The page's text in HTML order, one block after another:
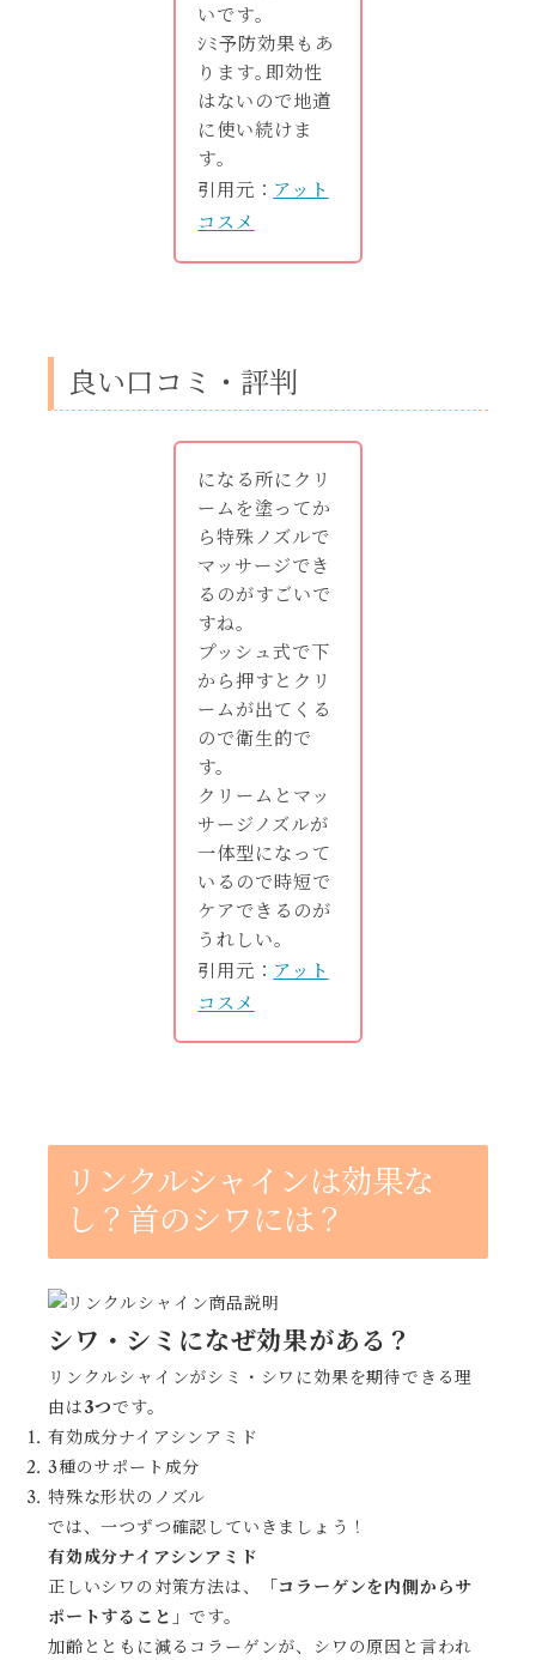
いです｡
ｼﾐ予防効果もあ
ります｡即効性
はないので地道
に使い続けま
す｡
引用元： アット
コスメ
良い口コミ・評判
になる所にクリ
ームを塗ってか
ら特殊ノズルで
マッサージでき
るのがすごいで
すね。
プッシュ式で下
から押すとクリ
ームが出てくる
ので衛生的で
す。
クリームとマッ
サージノズルが
一体型になって
いるので時短で
ケアできるのが
うれしい。
引用元： アット
コスメ
リンクルシャインは効果な
し？首のシワには？
シワ・シミになぜ効果がある？
リンクルシャインがシミ・シワに効果を期待できる理
由は3つです。
有効成分ナイアシンアミド
3種のサポート成分
特殊な形状のノズル
では、一つずつ確認していきましょう！
有効成分ナイアシンアミド
正しいシワの対策方法は、
「コラーゲンを内側からサ
ポートすること」です。
加齢とともに減るコラーゲンが、シワの原因と言われ